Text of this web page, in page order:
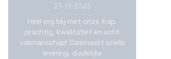
27-11-2025
Heel erg blij met onze trap,
prachtig, kwalitatief en echt
vakmanschap! Daarnaast snelle
levering, duidelijke